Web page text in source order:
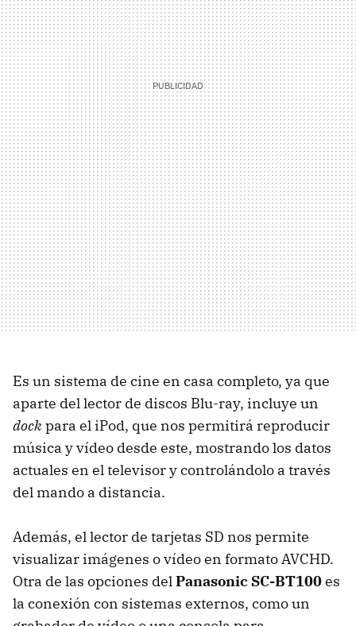
Es un sistema de cine en casa completo, ya que
aparte del lector de discos Blu-ray, incluye un
dockpara el iPod, que nos permitirá reproducir
música y vídeo desde este, mostrando los datos
actuales en el televisor y controlándolo a través
del mando a distancia.
Además, el lector de tarjetas SD nos permite
visualizar imágenes o vídeo en formato AVCHD.
Otra de las opciones delPanasonic SC-BT100es
la conexión con sistemas externos, como un